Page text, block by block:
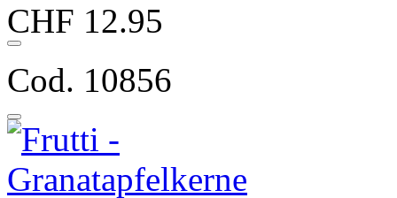
CHF 12.95
Cod. 10856